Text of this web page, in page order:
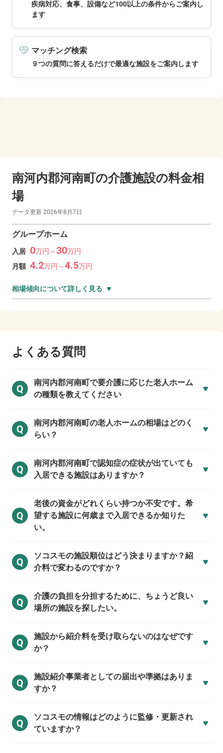
疾病対応、食事、設備など100以上の条件からご案内し
ます
マッチング検索
９つの質問に答えるだけで最適な施設をご案内します
南河内郡河南町の介護施設の料金相
場
データ更新 2026年8月7日
グループホーム
入居 0万円～30万円
月額 4.2万円～4.5万円
相場傾向について詳しく見る
よくある質問
Q
南河内郡河南町で要介護に応じた老人ホーム
の種類を教えてください
Q
南河内郡河南町の老人ホームの相場はどのく
らい？
Q
南河内郡河南町で認知症の症状が出ていても
入居できる施設はありますか？
Q
老後の資金がどれくらい持つか不安です。希
望する施設に何歳まで入居できるか知りた
い。
Q
ソコスモの施設順位はどう決まりますか？紹
介料で変わるのですか？
Q
介護の負担を分担するために、ちょうど良い
場所の施設を探したい。
Q
施設から紹介料を受け取らないのはなぜです
か？
Q
施設紹介事業者としての届出や準拠はありま
すか？
Q
ソコスモの情報はどのように監修・更新され
ていますか？